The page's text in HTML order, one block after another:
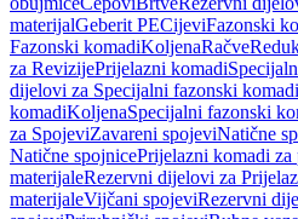
materijalGeberit PECijeviFazonski
Fazonski komadiKoljenaRačve
za RevizijePrijelazni komadi
dijelovi za Specijalni fazonski komadi
komadiKoljenaSpecijalni fazonski
za SpojeviZavareni spojeviNatične
Natične spojnicePrijelazni komadi za
materijaleRezervni dijelovi za
materijaleVijčani spojeviRezervni